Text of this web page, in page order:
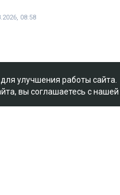
08:58
улучшения работы сайта.
вы соглашаетесь с нашей